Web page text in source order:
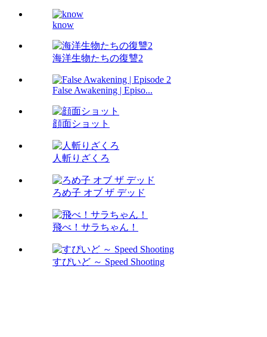
know
海洋生物たちの復讐2
False Awakening | Episo...
顔面ショット
人斬りざくろ
ろめ子 オブ ザ デッド
飛べ！サラちゃん！
すぴいど ～ Speed Shooting